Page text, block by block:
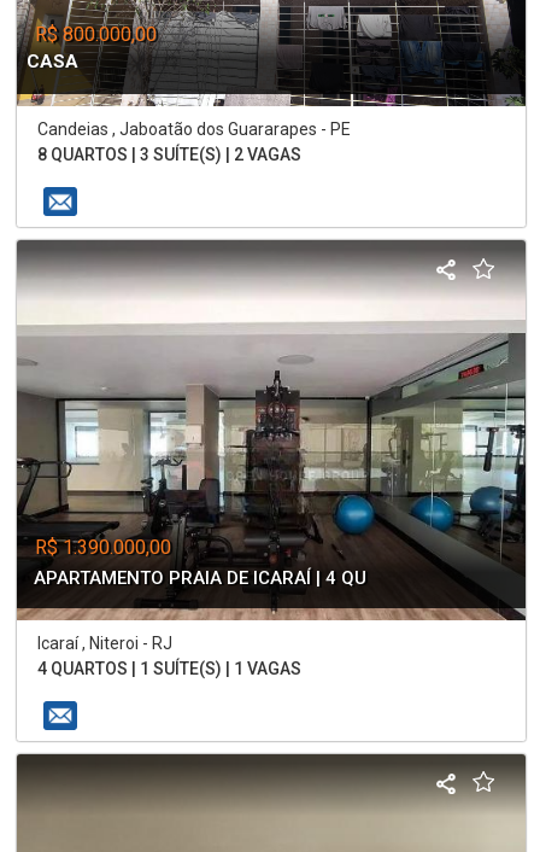
R$ 800.000,00
CASA
Candeias , Jaboatão dos Guararapes - PE
8 QUARTOS | 3 SUÍTE(S) | 2 VAGAS
R$ 1.390.000,00
APARTAMENTO PRAIA DE ICARAÍ | 4 QU
Icaraí , Niteroi - RJ
4 QUARTOS | 1 SUÍTE(S) | 1 VAGAS